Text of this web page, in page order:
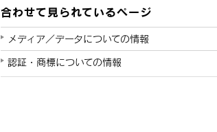
合わせて見られているページ
メディア／データについての情報
認証・商標についての情報